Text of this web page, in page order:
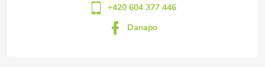
+420 604 377 446
Danapo